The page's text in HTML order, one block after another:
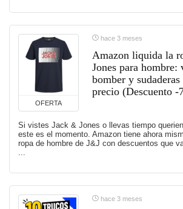
OFERTA
hace 3 meses
Amazon liquida la
Jones para hombre:
bomber y
precio (Descuento -
Si vistes Jack & Jones o llevas tiempo
este es el momento. Amazon tiene ahora
ropa de hombre de J&J con descuentos que
...
hace 3 meses